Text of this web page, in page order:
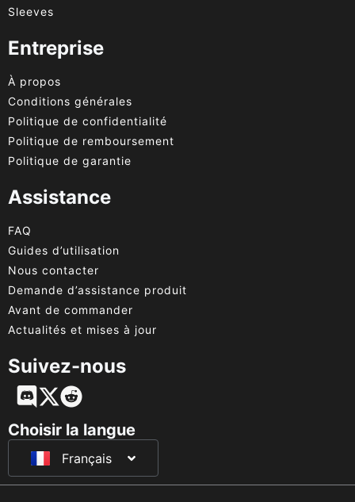
Sleeves
Entreprise
À propos
Conditions générales
Politique de confidentialité
Politique de remboursement
Politique de garantie
Assistance
FAQ
Guides d’utilisation
Nous contacter
Demande d’assistance produit
Avant de commander
Actualités et mises à jour
Suivez-nous
Choisir la langue
Français
English
Deutsch
日本語